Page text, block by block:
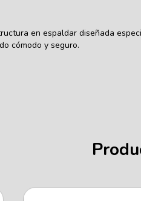
en espaldar diseñada
cómodo y seguro.